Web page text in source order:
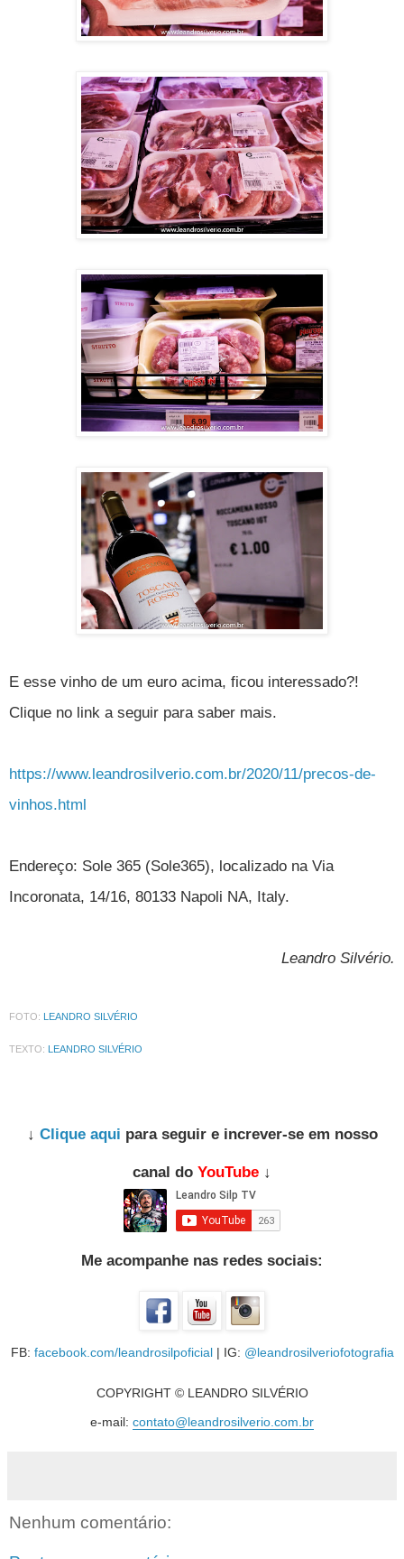
E esse vinho de um euro acima, ficou interessado?!
Clique no link a seguir para saber mais.
https://www.leandrosilverio.com.br/2020/11/precos-de-
vinhos.html
Endereço: Sole 365 (Sole365), localizado na Via
Incoronata, 14/16, 80133 Napoli NA, Italy.
Leandro Silvério.
FOTO: LEANDRO SILVÉRIO
TEXTO: LEANDRO SILVÉRIO
↓ Clique aqui para seguir e increver-se em nosso
canal do YouTube ↓
Me acompanhe nas redes sociais:
FB: facebook.com/leandrosilpoficial| IG: @leandrosilveriofotografia
COPYRIGHT © LEANDRO SILVÉRIO
e-mail: contato@leandrosilverio.com.br
Nenhum comentário: